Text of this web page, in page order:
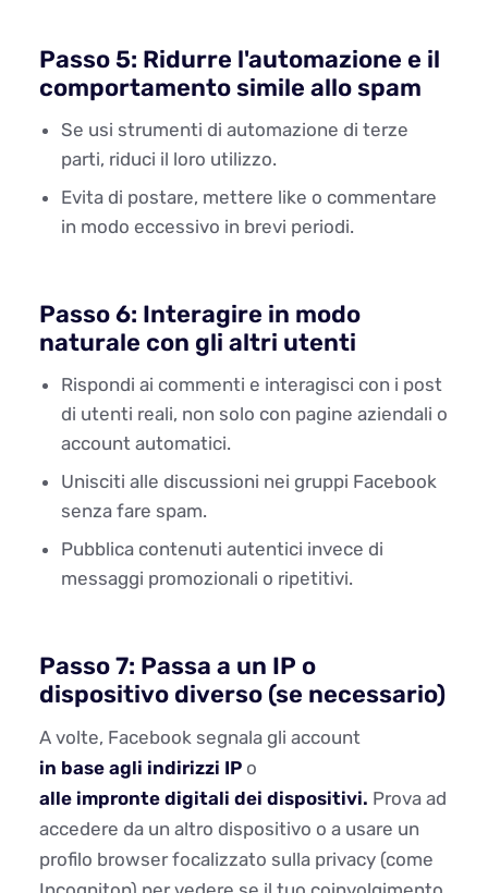
Passo 5: Ridurre l'automazione e il
comportamento simile allo spam
Se usi strumenti di automazione di terze
parti, riduci il loro utilizzo.
Evita di postare, mettere like o commentare
in modo eccessivo in brevi periodi.
Passo 6: Interagire in modo
naturale con gli altri utenti
Rispondi ai commenti e interagisci con i post
di utenti reali, non solo con pagine aziendali o
account automatici.
Unisciti alle discussioni nei gruppi Facebook
senza fare spam.
Pubblica contenuti autentici invece di
messaggi promozionali o ripetitivi.
Passo 7: Passa a un IP o
dispositivo diverso (se necessario)
A volte, Facebook segnala gli account
in base agli indirizzi IP o
alle impronte digitali dei dispositivi. Prova ad
accedere da un altro dispositivo o a usare un
profilo browser focalizzato sulla privacy (come